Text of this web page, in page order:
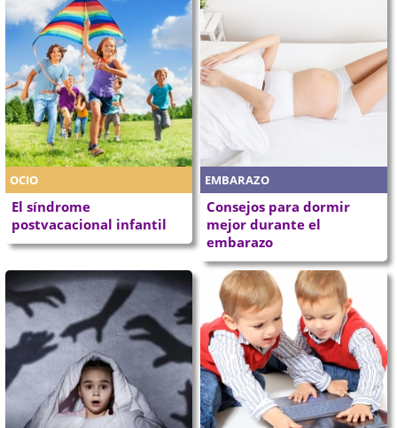
OCIO
El síndrome
postvacacional infantil
EMBARAZO
Consejos para dormir
mejor durante el
embarazo